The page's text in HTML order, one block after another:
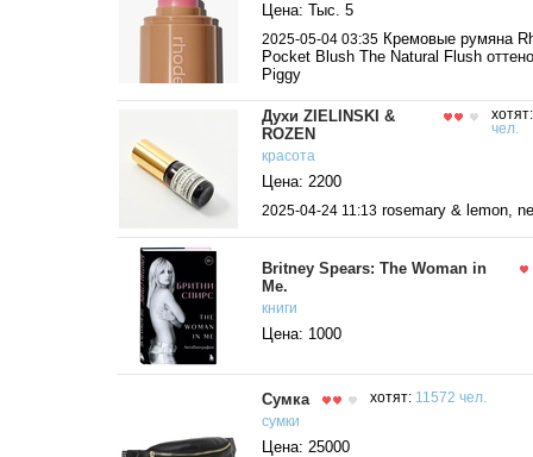
Цена: Тыс. 5
2025-05-04 03:35 Кремовые румяна
Pocket Blush The Natural Flush
Piggy
Духи ZIELINSKI &
ROZEN
чел.
красота
Цена: 2200
2025-04-24 11:13 rosemary & lemon,
Britney Spears: The Woman in
Me.
книги
Цена: 1000
Сумка хотят: 11572 чел.
сумки
Цена: 25000